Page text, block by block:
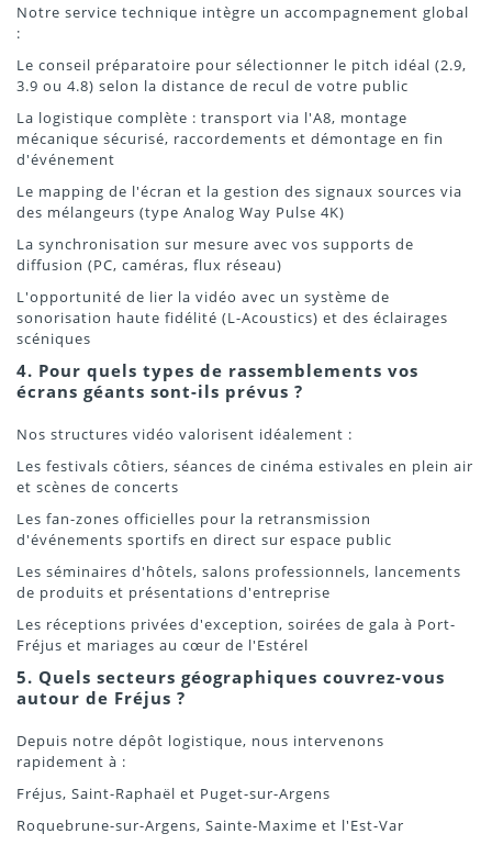
Notre service technique intègre un accompagnement global
:
Le conseil préparatoire pour sélectionner le pitch idéal (2.9,
3.9 ou 4.8) selon la distance de recul de votre public
La logistique complète : transport via l'A8, montage
mécanique sécurisé, raccordements et démontage en fin
d'événement
Le mapping de l'écran et la gestion des signaux sources via
des mélangeurs (type Analog Way Pulse 4K)
La synchronisation sur mesure avec vos supports de
diffusion (PC, caméras, flux réseau)
L'opportunité de lier la vidéo avec un système de
sonorisation haute fidélité (L-Acoustics) et des éclairages
scéniques
4. Pour quels types de rassemblements vos
écrans géants sont-ils prévus ?
Nos structures vidéo valorisent idéalement :
Les festivals côtiers, séances de cinéma estivales en plein air
et scènes de concerts
Les fan-zones officielles pour la retransmission
d'événements sportifs en direct sur espace public
Les séminaires d'hôtels, salons professionnels, lancements
de produits et présentations d'entreprise
Les réceptions privées d'exception, soirées de gala à Port-
Fréjus et mariages au cœur de l'Estérel
5. Quels secteurs géographiques couvrez-vous
autour de Fréjus ?
Depuis notre dépôt logistique, nous intervenons
rapidement à :
Fréjus, Saint-Raphaël et Puget-sur-Argens
Roquebrune-sur-Argens, Sainte-Maxime et l'Est-Var